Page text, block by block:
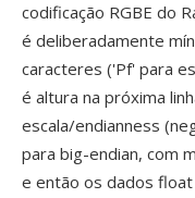
codificação RGBE do
é deliberadamente
caracteres ('Pf' para
é altura na próxima
escala/endianness
para big-endian, com
e então os dados